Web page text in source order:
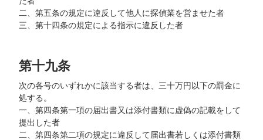
二、第五条の規定に違反して他人に探偵業を営ませた者
三、第十四条の規定による指示に違反した者
第十九条
次の各号のいずれかに該当する者は、三十万円以下の罰金に
処する。
一、第四条第一項の届出書又は添付書類に虚偽の記載をして
提出した者
二、第四条第二項の規定に違反して届出書若しくは添付書類